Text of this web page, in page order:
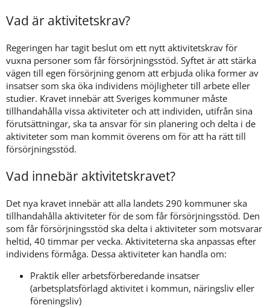
Vad är aktivitetskrav?
Regeringen har tagit beslut om ett nytt aktivitetskrav för
vuxna personer som får försörjningsstöd. Syftet är att stärka
vägen till egen försörjning genom att erbjuda olika former av
insatser som ska öka individens möjligheter till arbete eller
studier. Kravet innebär att Sveriges kommuner måste
tillhandahålla vissa aktiviteter och att individen, utifrån sina
förutsättningar, ska ta ansvar för sin planering och delta i de
aktiviteter som man kommit överens om för att ha rätt till
försörjningsstöd.
Vad innebär aktivitetskravet?
Det nya kravet innebär att alla landets 290 kommuner ska
tillhandahålla aktiviteter för de som får försörjningsstöd. Den
som får försörjningsstöd ska delta i aktiviteter som motsvarar
heltid, 40 timmar per vecka. Aktiviteterna ska anpassas efter
individens förmåga. Dessa aktiviteter kan handla om:
Praktik eller arbetsförberedande insatser
(arbetsplatsförlagd aktivitet i kommun, näringsliv eller
föreningsliv)